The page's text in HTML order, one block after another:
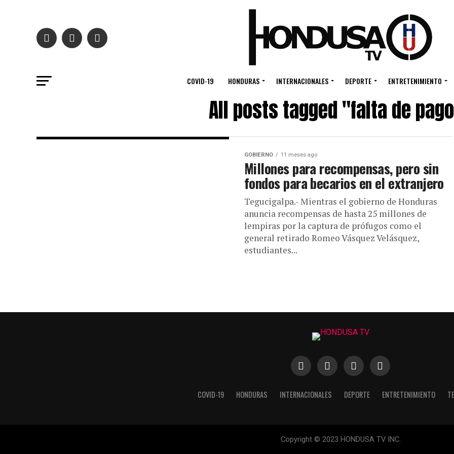
COVID-19 HONDURAS INTERNACIONALES DEPORTE ENTRETENIMIENTO
All posts tagged "falta de
GOBIERNO 11 meses ago
Millones para recompensas, pero sin
fondos para becarios en el extranjero
Tegucigalpa.- Mientras el gobierno de Honduras
anuncia recompensas de hasta 25 millones de
lempiras por la captura de prófugos como el
general retirado Romeo Vásquez Velásquez,
estudiantes...
COVID-19 HONDURAS INTERNACIONALES DEPORTE ENTRETENIMIENTO
Copyright © 2023 HONDUSA TV INC.